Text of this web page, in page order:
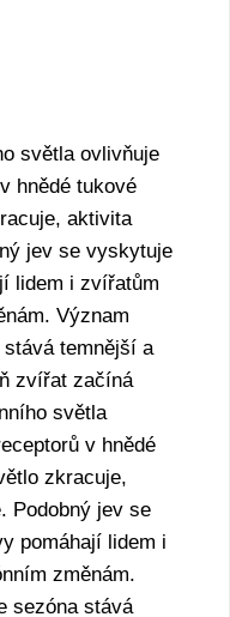
světla ovlivňuje
hnědé tukové
aktivita
jev se vyskytuje
lidem i zvířatům
Význam
stává temnější a
zvířat začíná
světla
v hnědé
zkracuje,
Podobný jev se
pomáhají lidem i
změnám.
sezóna stává